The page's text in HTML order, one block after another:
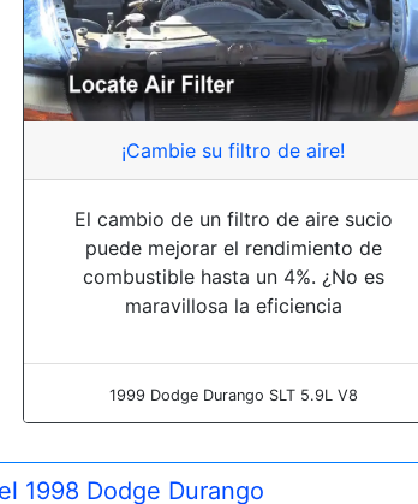
¡Cambie su filtro de aire!
El cambio de un filtro de aire sucio
puede mejorar el rendimiento de
combustible hasta un 4%. ¿No es
maravillosa la eficiencia
1999 Dodge Durango SLT 5.9L V8
1998 Dodge Durango